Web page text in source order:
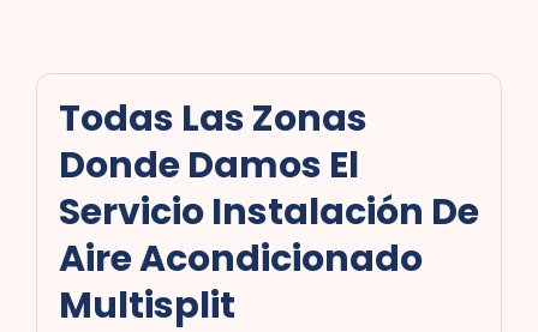
Todas Las Zonas
Donde Damos El
Servicio Instalación De
Aire Acondicionado
Multisplit